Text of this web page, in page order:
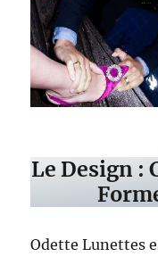
Le Design :
Odette Lunettes